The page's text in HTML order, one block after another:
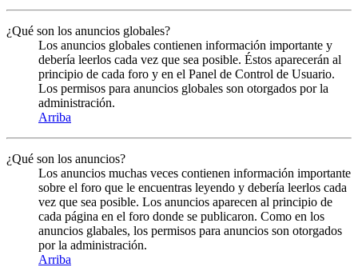
¿Qué son los anuncios globales?
Los anuncios globales contienen información importante y
debería leerlos cada vez que sea posible. Éstos aparecerán al
principio de cada foro y en el Panel de Control de Usuario.
Los permisos para anuncios globales son otorgados por la
administración.
Arriba
¿Qué son los anuncios?
Los anuncios muchas veces contienen información importante
sobre el foro que le encuentras leyendo y debería leerlos cada
vez que sea posible. Los anuncios aparecen al principio de
cada página en el foro donde se publicaron. Como en los
anuncios glabales, los permisos para anuncios son otorgados
por la administración.
Arriba